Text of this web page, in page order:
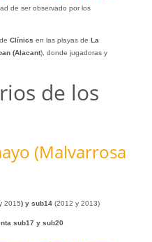
de ser observado por los
Clínics en las playas de La
(Alacant), donde jugadoras y
de los
(Malvarrosa
2015) y sub14(2012 y 2013)
sub17 y sub20